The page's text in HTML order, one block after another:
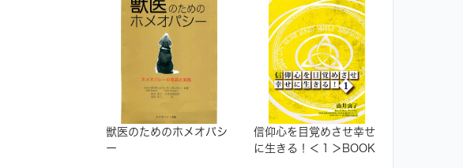
獣医のためのホメオパシ
ー
信仰心を目覚めさせ幸せ
に生きる！＜１＞BOOK